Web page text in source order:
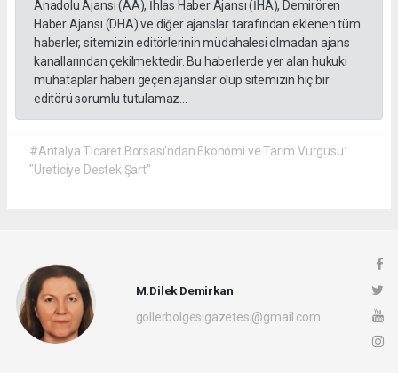
Anadolu Ajansı (AA), İhlas Haber Ajansı (İHA), Demirören
Haber Ajansı (DHA) ve diğer ajanslar tarafından eklenen tüm
haberler, sitemizin editörlerinin müdahalesi olmadan ajans
kanallarından çekilmektedir. Bu haberlerde yer alan hukuki
muhataplar haberi geçen ajanslar olup sitemizin hiç bir
editörü sorumlu tutulamaz...
#Antalya Ticaret Borsası'ndan Ekonomi ve Tarım Vurgusu:
"Üreticiye Destek Şart"
M.Dilek Demirkan
gollerbolgesigazetesi@gmail.com